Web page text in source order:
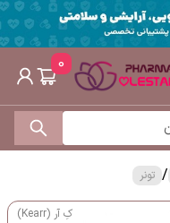
0
/ تونر
کِ آر (Kearr)